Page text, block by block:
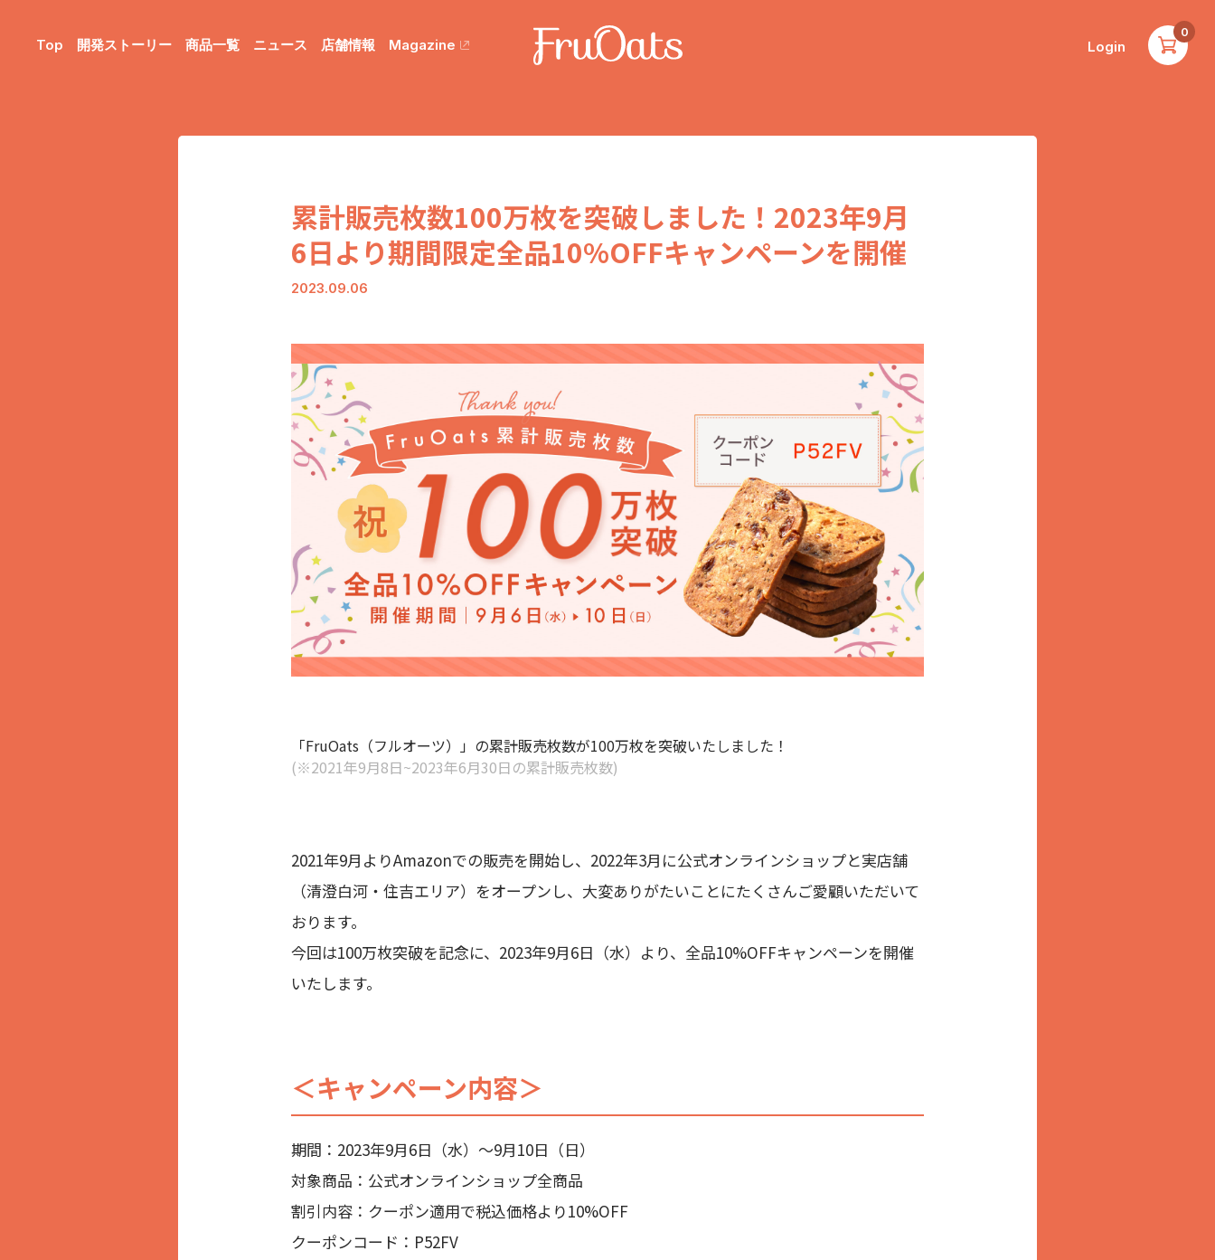
Top 開発ストーリー 商品一覧 ニュース 店舗情報 Magazine Login
0
累計販売枚数100万枚を突破しました！2023年9月
6日より期間限定全品10%OFFキャンペーンを開催
2023.09.06
「FruOats（フルオーツ）」の累計販売枚数が100万枚を突破いたしました！
(※2021年9月8日~2023年6月30日の累計販売枚数)
2021年9月よりAmazonでの販売を開始し、2022年3月に公式オンラインショップと実店舗
（清澄白河・住吉エリア）をオープンし、大変ありがたいことにたくさんご愛顧いただいて
おります。
今回は100万枚突破を記念に、2023年9月6日（水）より、全品10%OFFキャンペーンを開催
いたします。
＜キャンペーン内容＞
期間：2023年9月6日（水）〜9月10日（日）
対象商品：公式オンラインショップ全商品
割引内容：クーポン適用で税込価格より10%OFF
クーポンコード：P52FV